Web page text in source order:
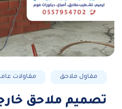
مقاول ملاحق مقاولات
تصميم ملاحق